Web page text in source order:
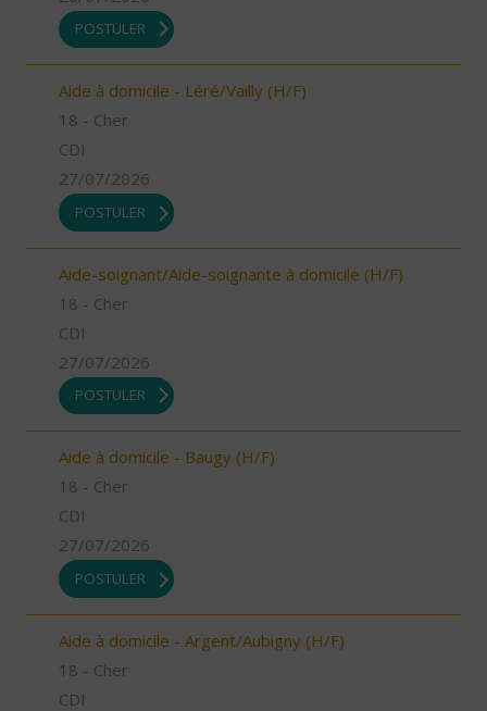
POSTULER
Aide à domicile - Léré/Vailly (H/F)
18 - Cher
CDI
27/07/2026
POSTULER
Aide-soignant/Aide-soignante à domicile (H/F)
18 - Cher
CDI
27/07/2026
POSTULER
Aide à domicile - Baugy (H/F)
18 - Cher
CDI
27/07/2026
POSTULER
Aide à domicile - Argent/Aubigny (H/F)
18 - Cher
CDI